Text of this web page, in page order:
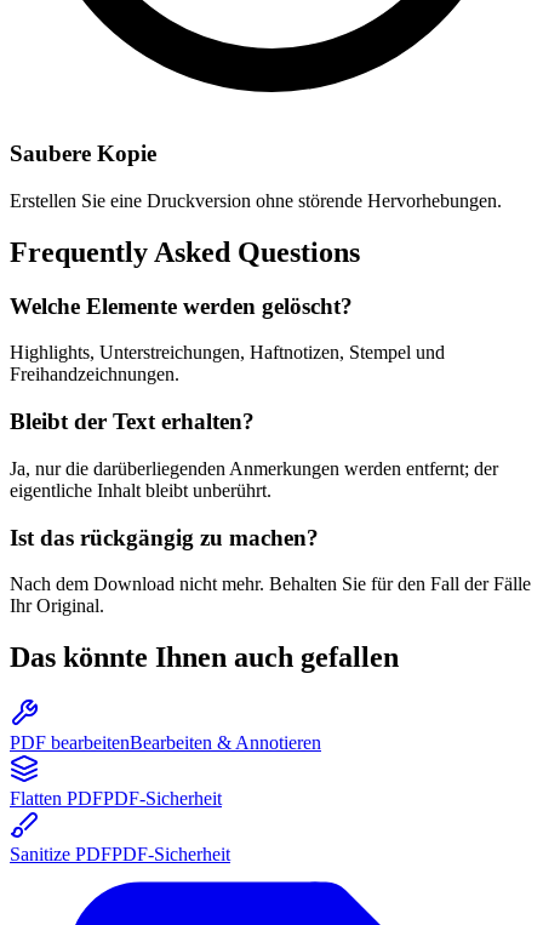
Saubere Kopie
Erstellen Sie eine Druckversion ohne störende Hervorhebungen.
Frequently Asked Questions
Welche Elemente werden gelöscht?
Highlights, Unterstreichungen, Haftnotizen, Stempel und
Freihandzeichnungen.
Bleibt der Text erhalten?
Ja, nur die darüberliegenden Anmerkungen werden entfernt; der
eigentliche Inhalt bleibt unberührt.
Ist das rückgängig zu machen?
Nach dem Download nicht mehr. Behalten Sie für den Fall der Fälle
Ihr Original.
Das könnte Ihnen auch gefallen
PDF bearbeitenBearbeiten & Annotieren
Flatten PDFPDF-Sicherheit
Sanitize PDFPDF-Sicherheit